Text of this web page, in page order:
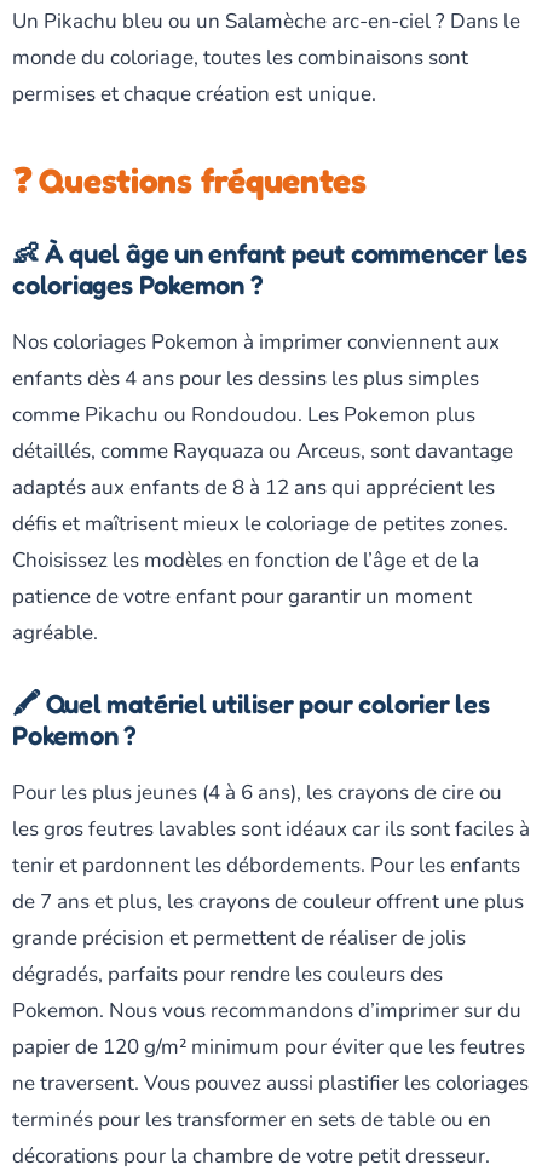
Un Pikachu bleu ou un Salamèche arc-en-ciel ? Dans le
monde du coloriage, toutes les combinaisons sont
permises et chaque création est unique.
❓ Questions fréquentes
👶 À quel âge un enfant peut commencer les
coloriages Pokemon ?
Nos coloriages Pokemon à imprimer conviennent aux
enfants dès 4 ans pour les dessins les plus simples
comme Pikachu ou Rondoudou. Les Pokemon plus
détaillés, comme Rayquaza ou Arceus, sont davantage
adaptés aux enfants de 8 à 12 ans qui apprécient les
défis et maîtrisent mieux le coloriage de petites zones.
Choisissez les modèles en fonction de l’âge et de la
patience de votre enfant pour garantir un moment
agréable.
🖍️ Quel matériel utiliser pour colorier les
Pokemon ?
Pour les plus jeunes (4 à 6 ans), les crayons de cire ou
les gros feutres lavables sont idéaux car ils sont faciles à
tenir et pardonnent les débordements. Pour les enfants
de 7 ans et plus, les crayons de couleur offrent une plus
grande précision et permettent de réaliser de jolis
dégradés, parfaits pour rendre les couleurs des
Pokemon. Nous vous recommandons d’imprimer sur du
papier de 120 g/m² minimum pour éviter que les feutres
ne traversent. Vous pouvez aussi plastifier les coloriages
terminés pour les transformer en sets de table ou en
décorations pour la chambre de votre petit dresseur.